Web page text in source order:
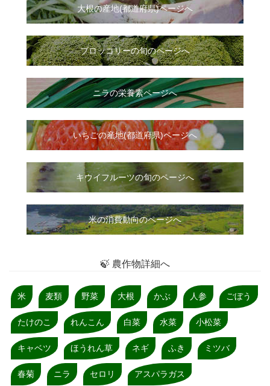
大根の産地(都道府県)ページへ
ブロッコリーの旬のページへ
ニラの栄養素ページへ
いちごの産地(都道府県)ページへ
キウイフルーツの旬のページへ
米の消費動向のページへ
🍃 農作物詳細へ
米 麦類 野菜 大根 かぶ 人参 ごぼう
たけのこ れんこん 白菜 水菜 小松菜
キャベツ ほうれん草 ネギ ふき ミツバ
春菊 ニラ セロリ アスパラガス